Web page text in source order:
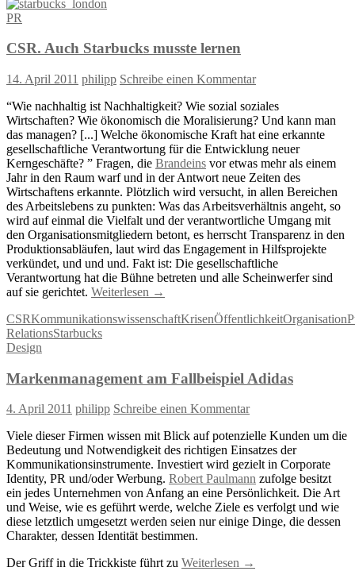
PR
CSR. Auch Starbucks musste lernen
14. April 2011 philipp Schreibe einen Kommentar
“Wie nachhaltig ist Nachhaltigkeit? Wie sozial soziales
Wirtschaften? Wie ökonomisch die Moralisierung? Und kann man
das managen? [...] Welche ökonomische Kraft hat eine erkannte
gesellschaftliche Verantwortung für die Entwicklung neuer
Kerngeschäfte? ” Fragen, die Brandeins vor etwas mehr als einem
Jahr in den Raum warf und in der Antwort neue Zeiten des
Wirtschaftens erkannte. Plötzlich wird versucht, in allen Bereichen
des Arbeitslebens zu punkten: Was das Arbeitsverhältnis angeht, so
wird auf einmal die Vielfalt und der verantwortliche Umgang mit
den Organisationsmitgliedern betont, es herrscht Transparenz in den
Produktionsabläufen, laut wird das Engagement in Hilfsprojekte
verkündet, und und und. Fakt ist: Die gesellschaftliche
Verantwortung hat die Bühne betreten und alle Scheinwerfer sind
auf sie gerichtet. Weiterlesen →
CSRKommunikationswissenschaftKrisenÖffentlichkeitOrganisation
RelationsStarbucks
Design
Markenmanagement am Fallbeispiel Adidas
4. April 2011 philipp Schreibe einen Kommentar
Viele dieser Firmen wissen mit Blick auf potenzielle Kunden um die
Bedeutung und Notwendigkeit des richtigen Einsatzes der
Kommunikationsinstrumente. Investiert wird gezielt in Corporate
Identity, PR und/oder Werbung. Robert Paulmann zufolge besitzt
ein jedes Unternehmen von Anfang an eine Persönlichkeit. Die Art
und Weise, wie es geführt werde, welche Ziele es verfolgt und wie
diese letztlich umgesetzt werden seien nur einige Dinge, die dessen
Charakter, dessen Identität bestimmen.
Der Griff in die Trickkiste führt zu Weiterlesen →